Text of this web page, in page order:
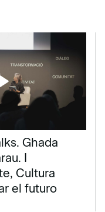
Ghada
I
Cultura
el futuro